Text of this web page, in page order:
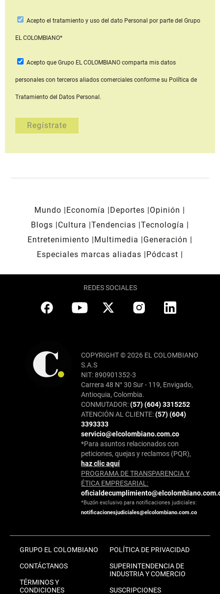
Acepto el tratamiento y uso del dato Personal por parte del Grupo
EL COLOMBIANO*
Acepto que Grupo EL COLOMBIANOcomparta mis datos
personales con terceros aliados comerciales conforme su Política de
Tratamiento del Datos Personal.
Mundo Economía Deportes
Opinión
Blogs
Cultura Tendencias Tecnología
Entretenimiento
Multimedia
Generación
Especiales marcas aliadas
Pódcast
REDES SOCIALES
COPYRIGHT © 2026 EL COLOMBIANO
S.A.S
NIT: 890901352-3
Carrera 48 N° 30 Sur - 119, Envigado,
Antioquia, Colombia.
CONMUTADOR:(57) (604) 3315252
ATENCIÓN AL CLIENTE:(57) (604)
3393333
servicio@elcolombiano.com.co
*Para asuntos relacionados con
peticiones, quejas y reclamos (PQR),
haz clic aquí
PROGRAMA DE TRANSPARENCIA Y
ÉTICA EMPRESARIAL:
*Buzón exclusivo para notificaciones judiciales:
notificacionesjudiciales@elcolombiano.com.co
GRUPO EL COLOMBIANO
CONTÁCTANOS
TÉRMINOS Y
CONDICIONES
POLÍTICA DE PRIVACIDAD
SUPERINTENDENCIA DE
INDUSTRIA Y COMERCIO
SUSCRIPCIONES